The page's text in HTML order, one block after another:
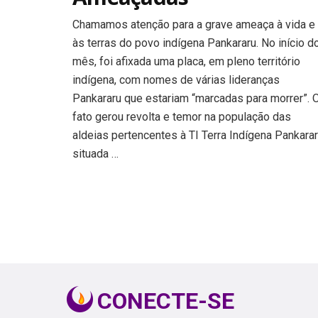
Chamamos atenção para a grave ameaça à vida e
às terras do povo indígena Pankararu. No início
mês, foi afixada uma placa, em pleno território
indígena, com nomes de várias lideranças
Pankararu que estariam “marcadas para morrer”.
fato gerou revolta e temor na população das
aldeias pertencentes à TI Terra Indígena
situada …
CONECTE-SE